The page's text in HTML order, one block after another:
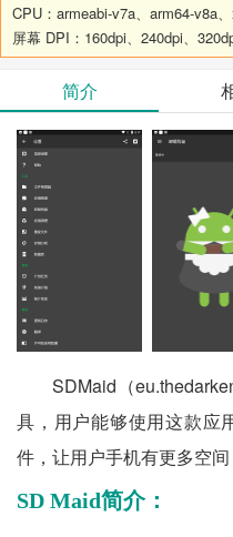
CPU：armeabi-v7a、arm64-v8a
屏幕 DPI：160dpi、240dpi、
简介
SDMaid（
具，用户能够使用这款应
件，让用户手机有更多空间
SD Maid简介：